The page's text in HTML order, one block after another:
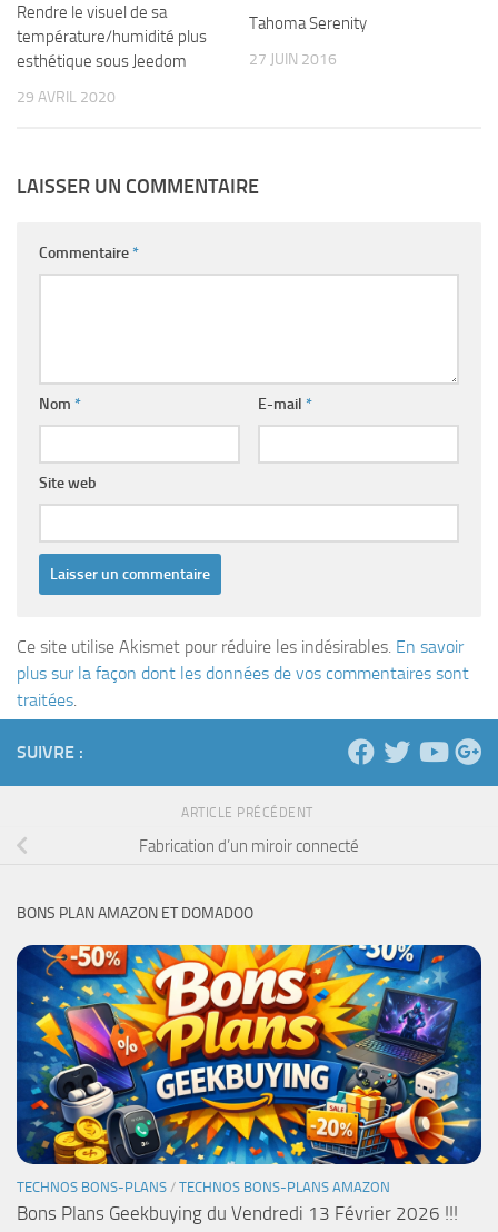
Rendre le visuel de sa
température/humidité plus
esthétique sous Jeedom
29 AVRIL 2020
Tahoma Serenity
27 JUIN 2016
LAISSER UN COMMENTAIRE
Commentaire*
Nom * E-mail *
Site web
Ce site utilise Akismet pour réduire les indésirables. En savoir
plus sur la façon dont les données de vos commentaires sont
traitées
SUIVRE :
ARTICLE PRÉCÉDENT
Fabrication d’un miroir connecté
BONS PLAN AMAZON ET DOMADOO
TECHNOS BONS-PLANS / TECHNOS BONS-PLANS AMAZON
Bons Plans Geekbuying du Vendredi 13 Février 2026 !!!